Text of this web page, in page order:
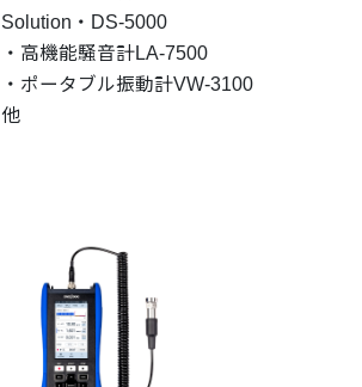
Solution・DS-5000
・高機能騒音計LA-7500
・ポータブル振動計VW-3100
他